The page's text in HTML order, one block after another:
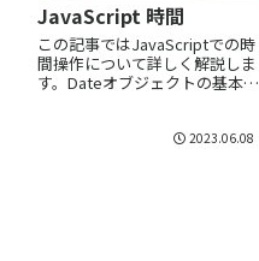
JavaScript 時間
この記事ではJavaScriptでの時
間操作について詳しく解説しま
す。Dateオブジェクトの基本的
2023.06.08